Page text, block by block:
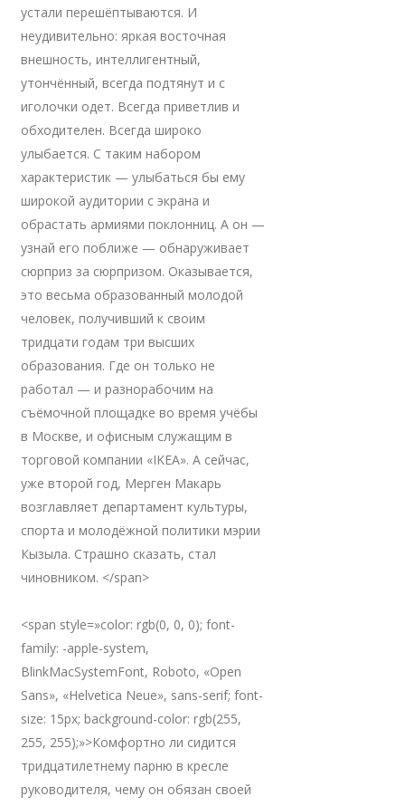
устали перешёптываются. И
неудивительно: яркая восточная
внешность, интеллигентный,
утончённый, всегда подтянут и с
иголочки одет. Всегда приветлив и
обходителен. Всегда широко
улыбается. С таким набором
характеристик — улыбаться бы ему
широкой аудитории с экрана и
обрастать армиями поклонниц. А он —
узнай его поближе — обнаруживает
сюрприз за сюрпризом. Оказывается,
это весьма образованный молодой
человек, получивший к своим
тридцати годам три высших
образования. Где он только не
работал — и разнорабочим на
съёмочной площадке во время учёбы
в Москве, и офисным служащим в
торговой компании «IKEA». А сейчас,
уже второй год, Мерген Макарь
возглавляет департамент культуры,
спорта и молодёжной политики мэрии
Кызыла. Страшно сказать, стал
чиновником. </span>
<span style=»color: rgb(0, 0, 0); font-
family: -apple-system,
BlinkMacSystemFont, Roboto, «Open
Sans», «Helvetica Neue», sans-serif; font-
size: 15px; background-color: rgb(255,
255, 255);»>Комфортно ли сидится
тридцатилетнему парню в кресле
руководителя, чему он обязан своей